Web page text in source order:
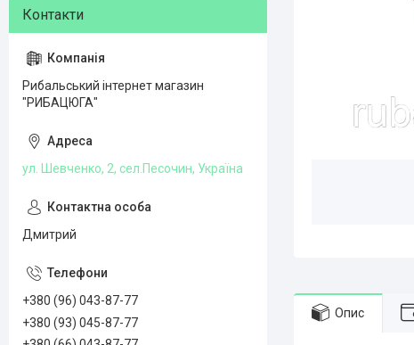
Опис
Рибальський інтернет магазин
"РИБАЦЮГА"
ул. Шевченко, 2, сел.Песочин, Україна
Дмитрий
+380 (96) 043-87-77
+380 (93) 045-87-77